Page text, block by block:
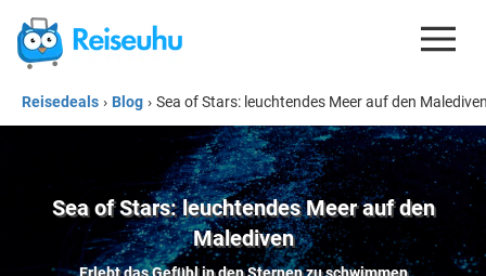
REISEDEALS
GUTSCHEINE
KREDITKARTEN
ESIM
Reisedeals › Blog › Sea of Stars: leuchtendes Meer auf den
Sea of Stars: leuchtendes Meer auf den
Malediven
Erlebt das Gefühl in den Sternen zu schwimmen